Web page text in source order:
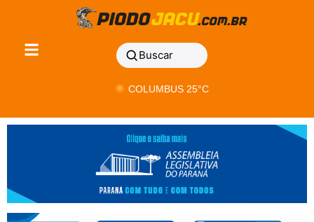
Buscar
COLUMBUS 25°C